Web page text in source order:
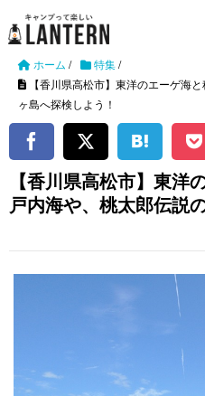
ホーム / 特集/
【香川県高松市】東洋のエーゲ海
ヶ島へ探検しよう！
【香川県高松市】東洋
戸内海や、桃太郎伝説